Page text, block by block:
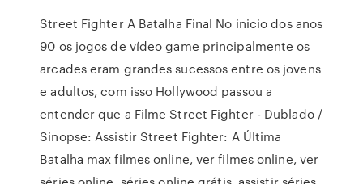
Street Fighter A Batalha Final No inicio dos anos
90 os jogos de vídeo game principalmente os
arcades eram grandes sucessos entre os jovens
e adultos, com isso Hollywood passou a
entender que a Filme Street Fighter - Dublado /
Sinopse: Assistir Street Fighter: A Última
Batalha max filmes online, ver filmes online, ver